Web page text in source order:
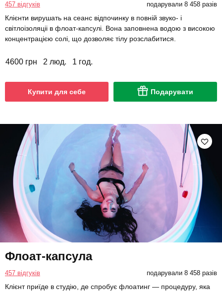
457 відгуків подарували 8 458 разів
Клієнти вирушать на сеанс відпочинку в повній звуко- і
світлоізоляціі в флоат-капсулі. Вона заповнена водою з високою
концентрацією солі, що дозволяє тілу розслабитися.
4600 грн 2 люд. 1 год.
Купити для себе Подарувати
Флоат-капсула
457 відгуків подарували 8 458 разів
Клієнт приїде в студію, де спробує флоатинг — процедуру, яка